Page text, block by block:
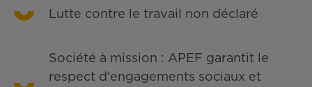
Lutte contre le travail non déclaré
Société à mission : APEF garantit le
respect d'engagements sociaux et